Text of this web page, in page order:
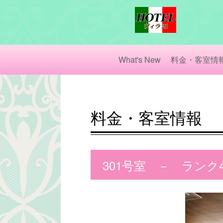
What's New 料金・客室情
料金・客室情報
301号室 － ランク